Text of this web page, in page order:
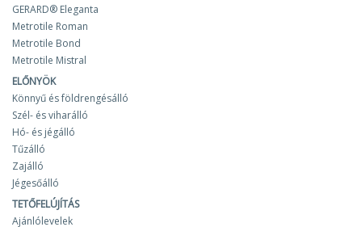
GERARD® Eleganta
Metrotile Roman
Metrotile Bond
Metrotile Mistral
ELŐNYÖK
Könnyű és földrengésálló
Szél- és viharálló
Hó- és jégálló
Tűzálló
Zajálló
Jégesőálló
TETŐFELÚJÍTÁS
Ajánlólevelek